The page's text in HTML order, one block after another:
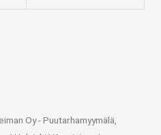
Oy - Puutarhamyymälä,